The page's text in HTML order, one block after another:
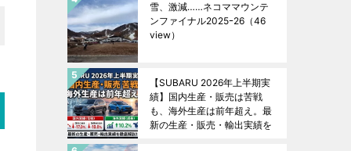
雪、激減……ネコママウンテ
ンファイナル2025ｰ26 （46
view）
【SUBARU 2026年上半期実
績】国内生産・販売は苦戦
も、海外生産は前年超え。最
新の生産・販売・輸出実績を